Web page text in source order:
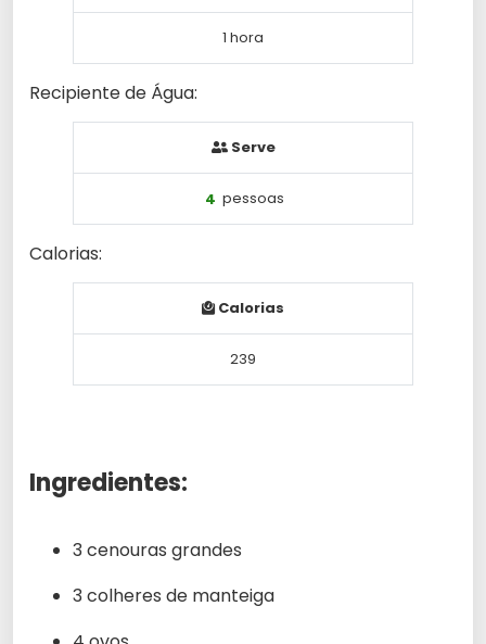
1 hora
Recipiente de Água:
Serve
4 pessoas
Calorias:
Calorias
239
Ingredientes:
3 cenouras grandes
3 colheres de manteiga